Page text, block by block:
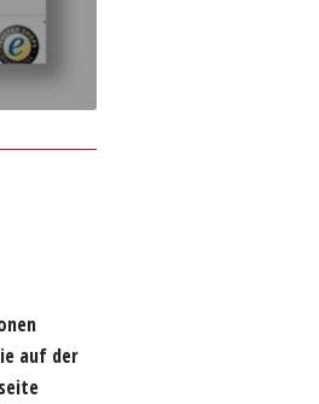
auf der